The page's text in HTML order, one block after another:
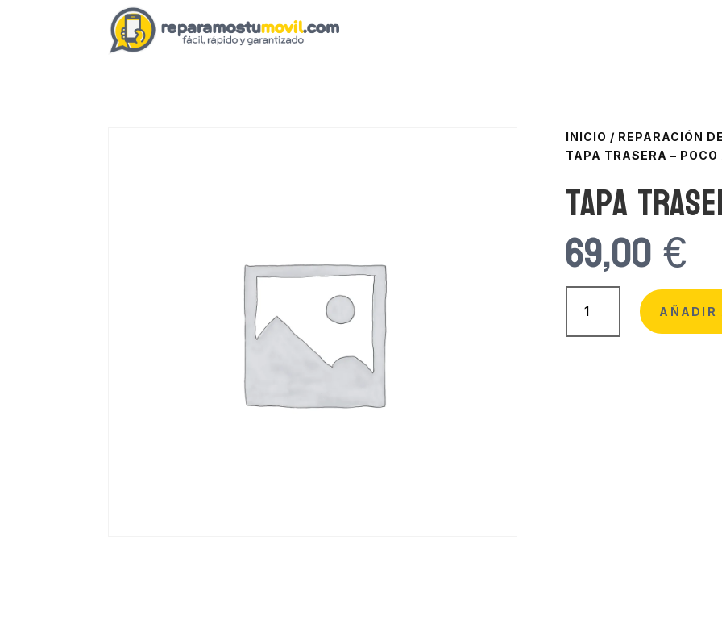
INICIO / REPARACIÓN
TAPA TRASERA – POCO
Tapa
69,00€
Tapa
Trasera
-
AÑADIR